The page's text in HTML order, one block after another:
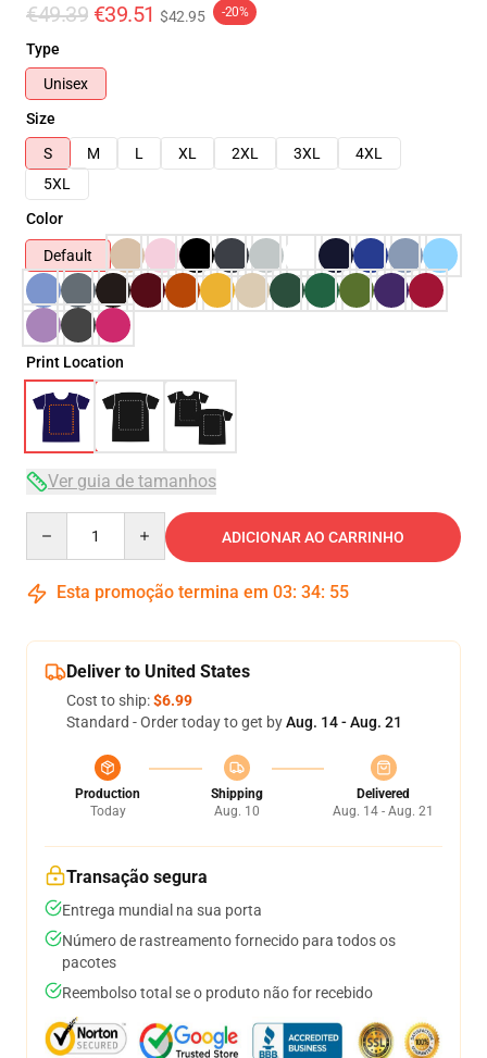
€49.39 €39.51 $42.95 -20%
Type
Unisex
Size
S
M L XL 2XL 3XL
4XL
5XL
Color
Default
Print Location
Ver guia de tamanhos
ADICIONAR AO CARRINHO
Esta promoção termina em 03: 34: 54
Deliver to United States
Cost to ship:$6.99
Standard - Order today to get byAug. 14 - Aug. 21
Production
Today
Shipping
Aug. 10
Delivered
Aug. 14 - Aug. 21
Transação segura
Entrega mundial na sua porta
Número de rastreamento fornecido para todos os
pacotes
Reembolso total se o produto não for recebido